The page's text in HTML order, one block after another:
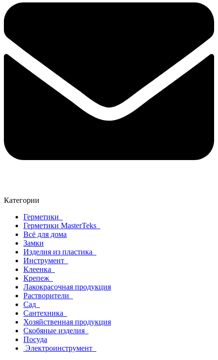
Категории
Герметики
Герметики MasterTeks
Всё для дома
Замки
Изделия из пластика
Инструмент
Клеенка
Крепеж
Лакокрасочная продукция
Растворители
Сад
Сантехника
Хозяйственная продукция
Скобяные изделия
Посуда
Электроинструмент